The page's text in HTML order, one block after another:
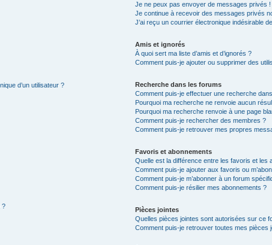
d’un utilisateur ?
?
Je ne peux pas envoyer de messages privés !
Je continue à recevoir des messages privés
J’ai reçu un courrier électronique indésirable
Amis et ignorés
À quoi sert ma liste d’amis et d’ignorés ?
Comment puis-je ajouter ou supprimer des
Recherche dans les forums
Comment puis-je effectuer une recherche
Pourquoi ma recherche ne renvoie aucun
Pourquoi ma recherche renvoie à une page
Comment puis-je rechercher des membres ?
Comment puis-je retrouver mes propres
Favoris et abonnements
Quelle est la différence entre les favoris et les
Comment puis-je ajouter aux favoris ou
Comment puis-je m’abonner à un forum
Comment puis-je résilier mes abonnements ?
Pièces jointes
Quelles pièces jointes sont autorisées sur ce
Comment puis-je retrouver toutes mes pièces